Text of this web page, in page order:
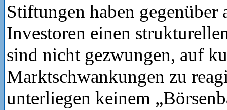
Stiftungen haben gegenüber
Investoren einen
sind nicht gezwungen, auf
Marktschwankungen zu
unterliegen keinem